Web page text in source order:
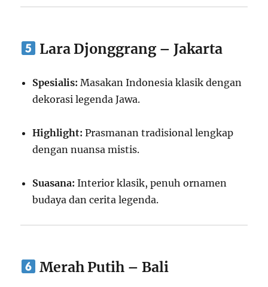
Lara Djonggrang – Jakarta
Spesialis: Masakan Indonesia klasik dengan
dekorasi legenda Jawa.
Highlight: Prasmanan tradisional lengkap
dengan nuansa mistis.
Suasana: Interior klasik, penuh ornamen
budaya dan cerita legenda.
Merah Putih – Bali